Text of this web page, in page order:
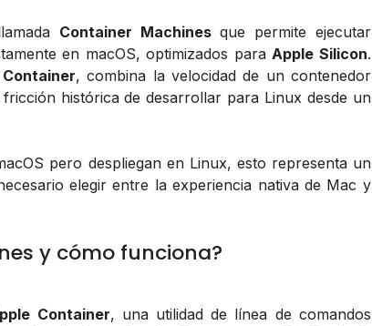
Container Machinesque permite ejecutar
en macOS, optimizados para Apple Silicon.
, combina la velocidad de un contenedor
histórica de desarrollar para Linux desde un
pero despliegan en Linux, esto representa un
elegir entre la experiencia nativa de Mac y
y cómo funciona?
Container, una utilidad de línea de comandos